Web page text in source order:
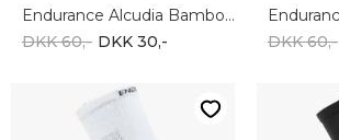
Endurance Alcudia Bamboo low white e151597
DKK 60,- DKK 30,-
DKK 60,-